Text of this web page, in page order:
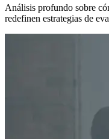
Análisis profundo sobre
redefinen estrategias de